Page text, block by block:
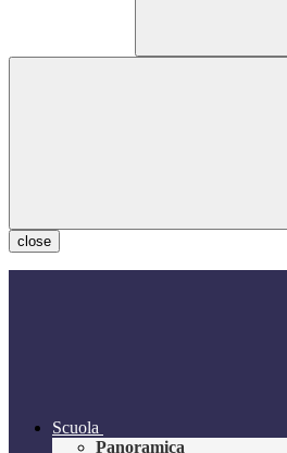
close
Scuola
Panoramica